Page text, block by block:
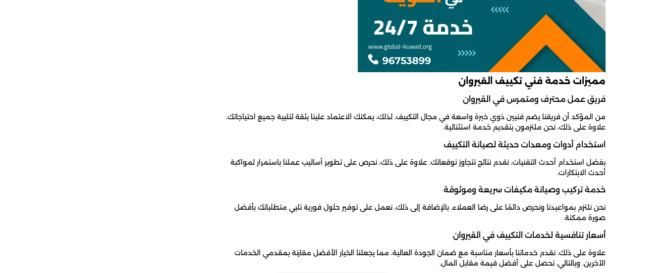
مميزات خدمة فني تكييف القيروان
فريق عمل محترف ومتمرس في القيروان
من المؤكد أن فريقنا يضم فنيين ذوي خبرة واسعة في مجال التكييف. لذلك، يمكنك الاعتماد علينا بثقة لتلبية جميع احتياجاتك.
علاوة على ذلك، نحن ملتزمون بتقديم خدمة استثنائية.
استخدام أدوات ومعدات حديثة لصيانة التكييف
بفضل استخدام أحدث التقنيات، نقدم نتائج تتجاوز توقعاتك. علاوة على ذلك، نحرص على تطوير أساليب عملنا باستمرار لمواكبة
أحدث الابتكارات.
خدمة تركيب وصيانة مكيفات سريعة وموثوقة
نحن نلتزم بمواعيدنا ونحرص دائمًا على رضا العملاء. بالإضافة إلى ذلك، نعمل على توفير حلول فورية تلبي متطلباتك بأفضل
صورة ممكنة.
أسعار تنافسية لخدمات التكييف في القيروان
علاوة على ذلك، نقدم خدماتنا بأسعار مناسبة مع ضمان الجودة العالية، مما يجعلنا الخيار الأفضل مقارنة بمقدمي الخدمات
الآخرين. وبالتالي، تحصل على أفضل قيمة مقابل المال.